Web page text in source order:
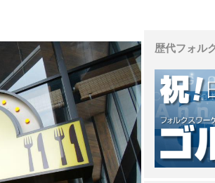
歴代フォル